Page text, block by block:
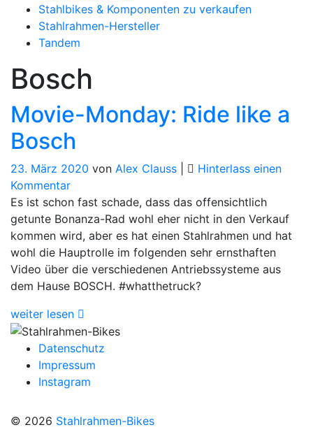
Stahlbikes & Komponenten zu verkaufen
Stahlrahmen-Hersteller
Tandem
Bosch
Movie-Monday: Ride like a
Bosch
23. März 2020 von Alex Clauss
Hinterlass einen
Kommentarfür
Movie-
Monday:
Ride
like
a
Bosch
Es ist schon fast schade, dass das offensichtlich
getunte Bonanza-Rad wohl eher nicht in den Verkauf
kommen wird, aber es hat einen Stahlrahmen und hat
wohl die Hauptrolle im folgenden sehr ernsthaften
Video über die verschiedenen Antriebssysteme aus
dem Hause BOSCH. #whatthetruck?
weiter lesen
Datenschutz
Impressum
Instagram
© 2026 Stahlrahmen-Bikes